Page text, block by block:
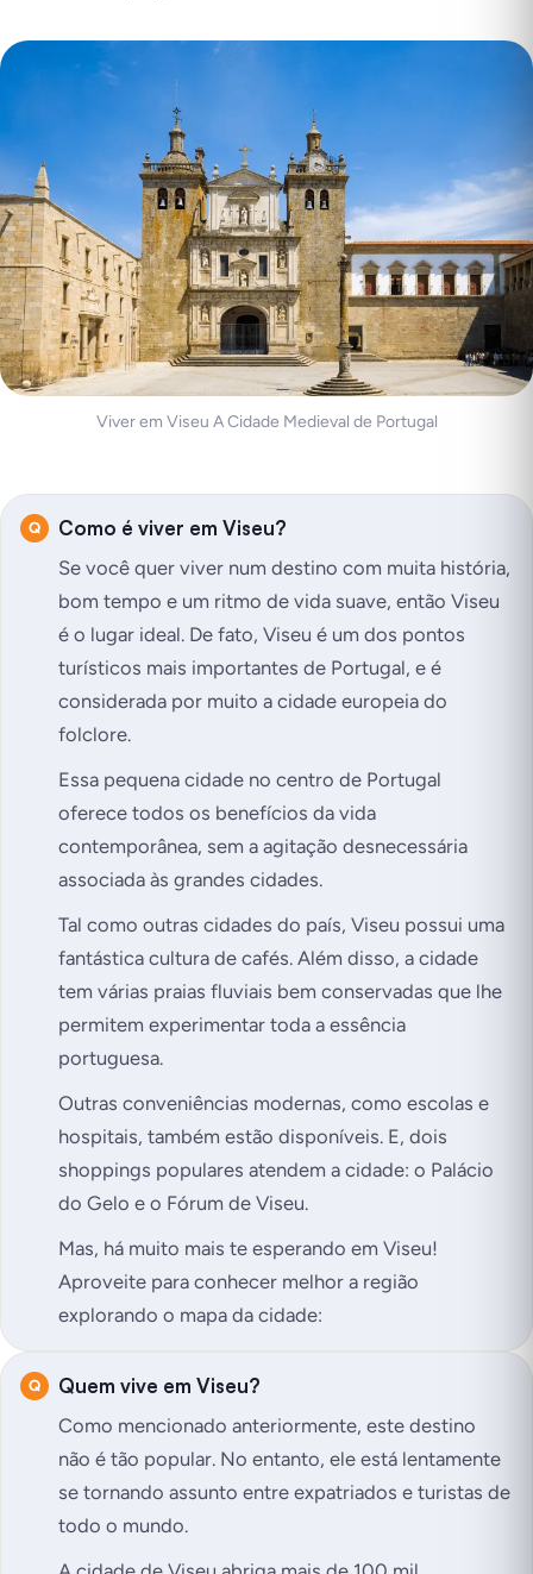
Viver em Viseu A Cidade Medieval de Portugal
Como é viver em Viseu?
Se você quer viver num destino com muita história,
bom tempo e um ritmo de vida suave, então Viseu
é o lugar ideal. De fato, Viseu é um dos pontos
turísticos mais importantes de Portugal, e é
considerada por muito a cidade europeia do
folclore.
Essa pequena cidade no centro de Portugal
oferece todos os benefícios da vida
contemporânea, sem a agitação desnecessária
associada às grandes cidades.
Tal como outras cidades do país, Viseu possui uma
fantástica cultura de cafés. Além disso, a cidade
tem várias praias fluviais bem conservadas que lhe
permitem experimentar toda a essência
portuguesa.
Outras conveniências modernas, como escolas e
hospitais, também estão disponíveis. E, dois
shoppings populares atendem a cidade: o Palácio
do Gelo e o Fórum de Viseu.
Mas, há muito mais te esperando em Viseu!
Aproveite para conhecer melhor a região
explorando o mapa da cidade:
Quem vive em Viseu?
Como mencionado anteriormente, este destino
não é tão popular. No entanto, ele está lentamente
se tornando assunto entre expatriados e turistas de
todo o mundo.